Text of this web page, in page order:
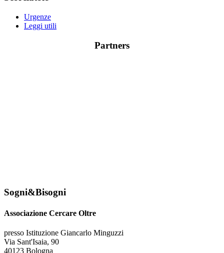
Urgenze
Leggi utili
Partners
Sogni&Bisogni
Associazione Cercare Oltre
presso Istituzione Giancarlo Minguzzi
Via Sant'Isaia, 90
40123 Bologna